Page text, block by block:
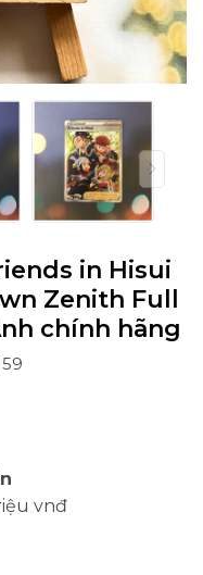
in Hisui
Zenith Full
chính hãng
vnđ